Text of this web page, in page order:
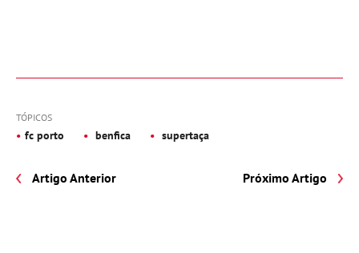
TÓPICOS
fc porto benfica supertaça
Artigo Anterior Próximo Artigo